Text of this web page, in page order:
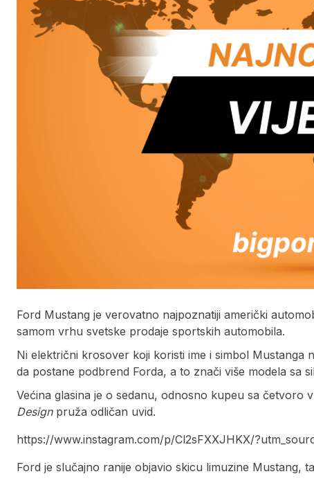
Ford Mustang je verovatno najpoznatiji američki
samom vrhu svetske prodaje sportskih automobila.
Ni električni krosover koji koristi ime i simbol Mustanga
da postane podbrend Forda, a to znači više modela sa
Većina glasina je o sedanu, odnosno kupeu sa četvoro
Designpruža odličan uvid.
https://www.instagram.com/p/Cl2sFXXJHKX/
Ford je slučajno ranije objavio skicu limuzine Mustang,